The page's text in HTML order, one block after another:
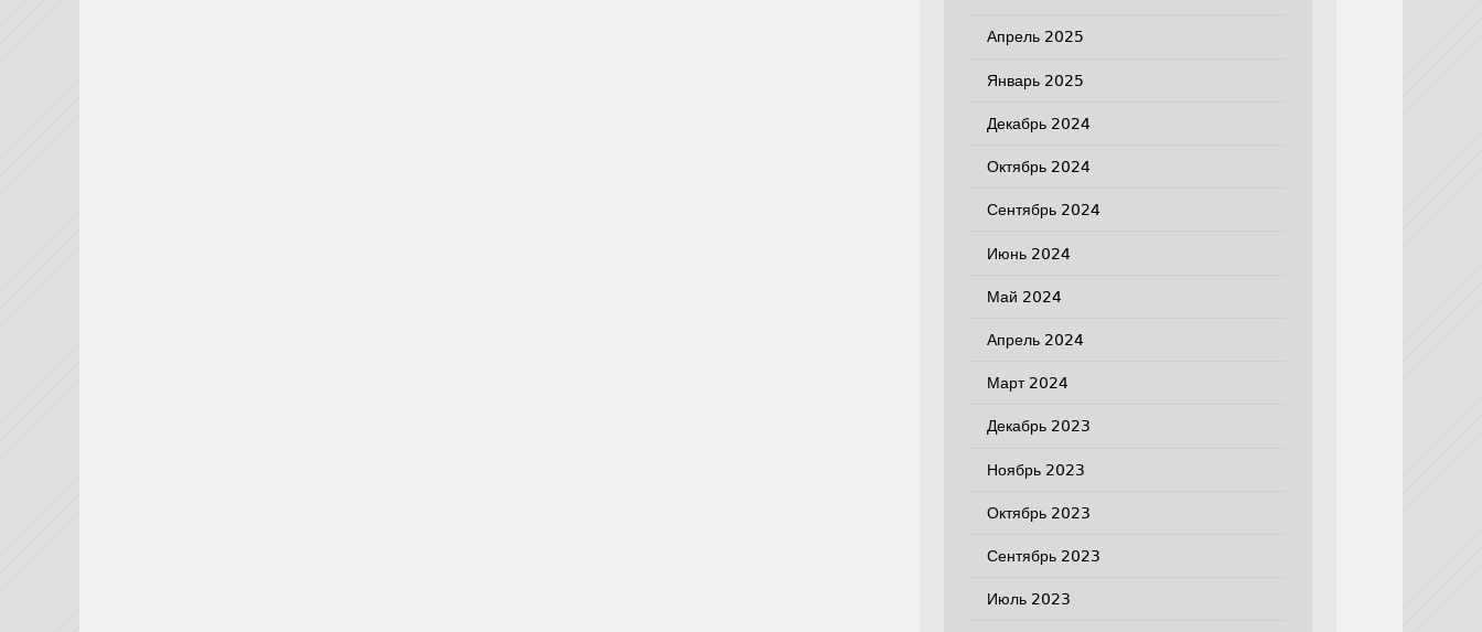
Апрель 2025
Январь 2025
Декабрь 2024
Октябрь 2024
Сентябрь 2024
Июнь 2024
Май 2024
Апрель 2024
Март 2024
Декабрь 2023
Ноябрь 2023
Октябрь 2023
Сентябрь 2023
Июль 2023